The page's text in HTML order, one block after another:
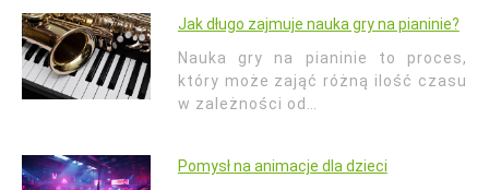
Jak długo zajmuje nauka gry na pianinie?
Nauka gry na pianinie to proces,
który może zająć różną ilość czasu
w zależności od…
Pomysł na animacje dla dzieci